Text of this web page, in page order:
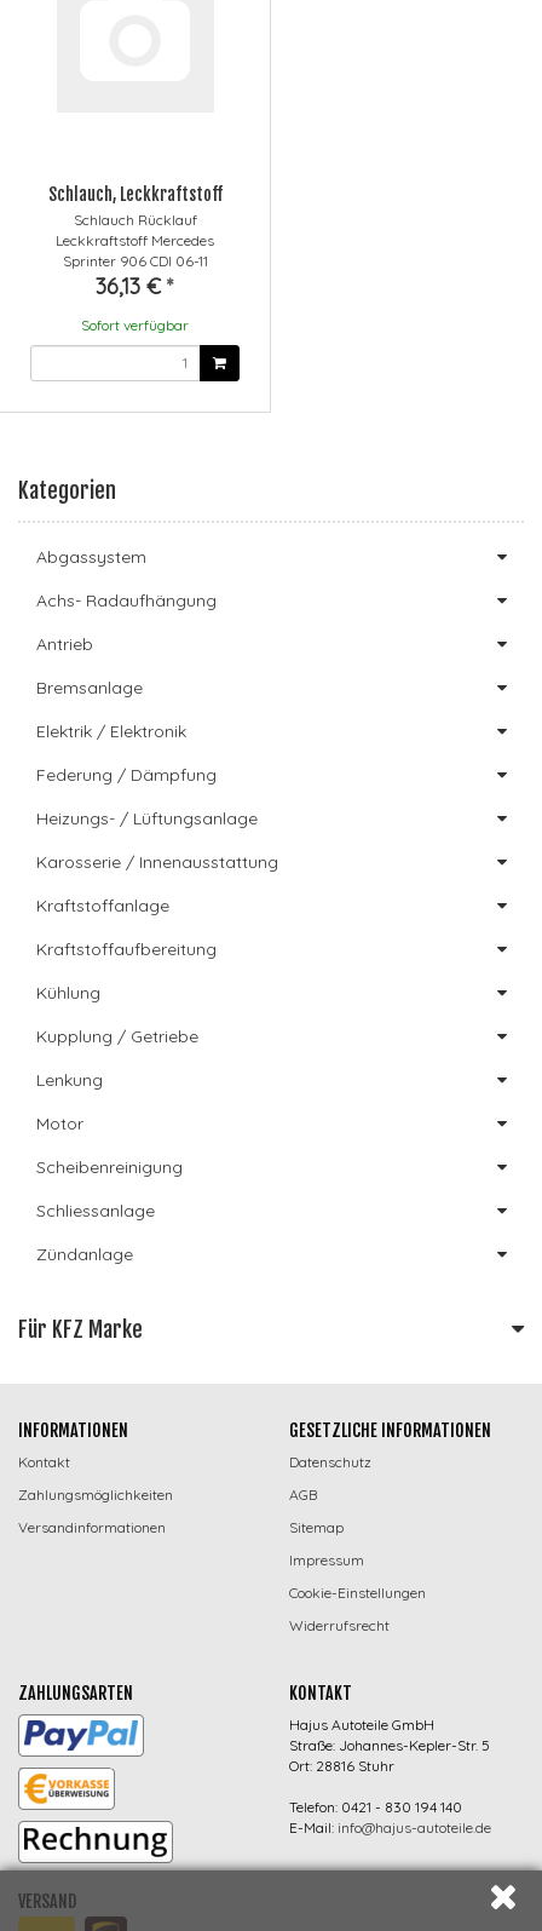
Schlauch, Leckkraftstoff
Schlauch Rücklauf
Leckkraftstoff Mercedes
Sprinter 906 CDI 06-11
36,13 € *
Sofort verfügbar
Kategorien
Abgassystem
Achs- Radaufhängung
Antrieb
Bremsanlage
Elektrik / Elektronik
Federung / Dämpfung
Heizungs- / Lüftungsanlage
Karosserie / Innenausstattung
Kraftstoffanlage
Kraftstoffaufbereitung
Kühlung
Kupplung / Getriebe
Lenkung
Motor
Scheibenreinigung
Schliessanlage
Zündanlage
Für KFZ Marke
INFORMATIONEN
Kontakt
Zahlungsmöglichkeiten
Versandinformationen
GESETZLICHE INFORMATIONEN
Datenschutz
AGB
Sitemap
Impressum
Cookie-Einstellungen
Widerrufsrecht
ZAHLUNGSARTEN
VERSAND
KONTAKT
Hajus Autoteile GmbH
Straße: Johannes-Kepler-Str. 5
Ort: 28816 Stuhr
Telefon: 0421 - 830 194 140
E-Mail: info@hajus-autoteile.de